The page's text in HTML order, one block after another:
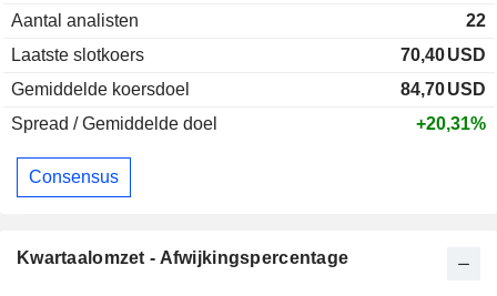
Aantal analisten
22
Laatste slotkoers
70,40USD
Gemiddelde koersdoel
84,70USD
Spread / Gemiddelde doel
+20,31%
Consensus
Kwartaalomzet - Afwijkingspercentage